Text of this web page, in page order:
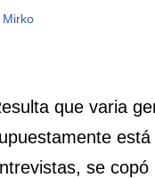
Mirko
que varia
se